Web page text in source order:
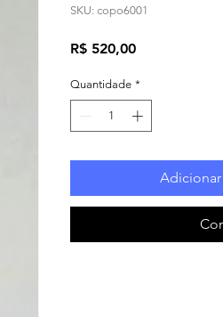
SKU: copo6001
R$ 520,00Preço
Quantidade *